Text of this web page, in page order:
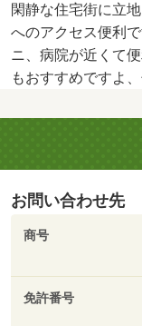
閑静な住宅街に立
へのアクセス便利
ニ、病院が近くて
もおすすめですよ
お問い合わせ先
商号
免許番号